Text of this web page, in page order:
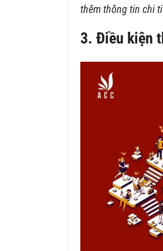
thêm thông tin chi
3. Điều kiện